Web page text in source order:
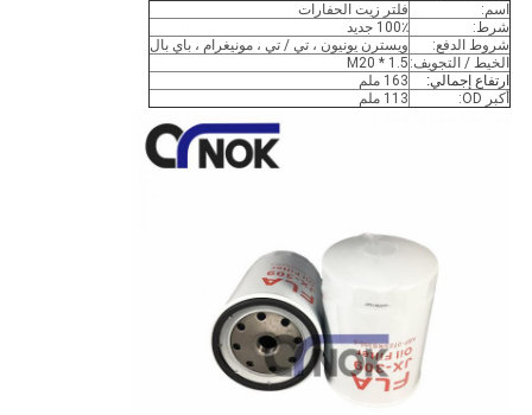
اسم:
فلتر زيت الحفارات
شرط:
100٪ جديد
شروط الدفع:
ويسترن يونيون ، تي / تي ، مونيغرام ، باي بال
الخيط / التجويف: M20 * 1.5
ارتفاع إجمالي:
163 ملم
أكبر OD:
113 ملم